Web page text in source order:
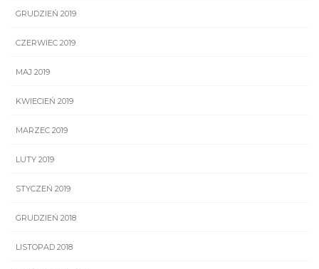
GRUDZIEŃ 2019
CZERWIEC 2019
MAJ 2019
KWIECIEŃ 2019
MARZEC 2019
LUTY 2019
STYCZEŃ 2019
GRUDZIEŃ 2018
LISTOPAD 2018